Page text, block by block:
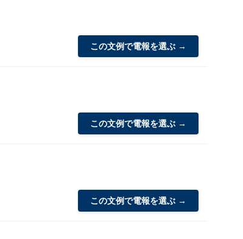
この文例で電報を選ぶ →
この文例で電報を選ぶ →
この文例で電報を選ぶ →